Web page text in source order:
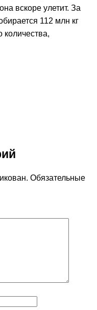
вскоре улетит. За
112 млн кг
количества,
Обязательные